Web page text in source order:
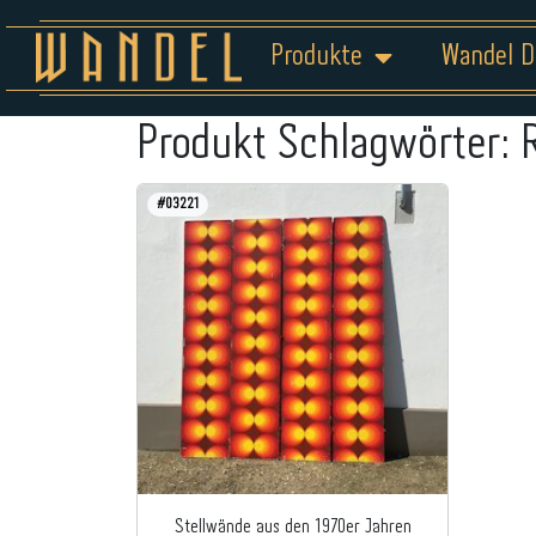
Produkte Wandel
Produkt Schlagwörter:
#03221
Stellwände aus den 1970er Jahren